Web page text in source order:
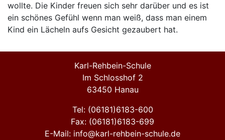
wollte. Die Kinder freuen sich sehr darüber und es ist
ein schönes Gefühl wenn man weiß, dass man einem
Kind ein Lächeln aufs Gesicht gezaubert hat.
Karl-Rehbein-Schule
Im Schlosshof 2
63450 Hanau
Tel: (06181)6183-600
Fax: (06181)6183-699
E-Mail: info@karl-rehbein-schule.de